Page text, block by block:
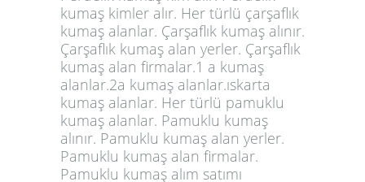
kumaş kimler alır. Her türlü çarşaflık
kumaş alanlar. Çarşaflık kumaş alınır.
Çarşaflık kumaş alan yerler. Çarşaflık
kumaş alan firmalar.1 a kumaş
alanlar.2a kumaş alanlar.ıskarta
kumaş alanlar. Her türlü pamuklu
kumaş alanlar. Pamuklu kumaş
alınır. Pamuklu kumaş alan yerler.
Pamuklu kumaş alan firmalar.
Pamuklu kumaş alım satımı